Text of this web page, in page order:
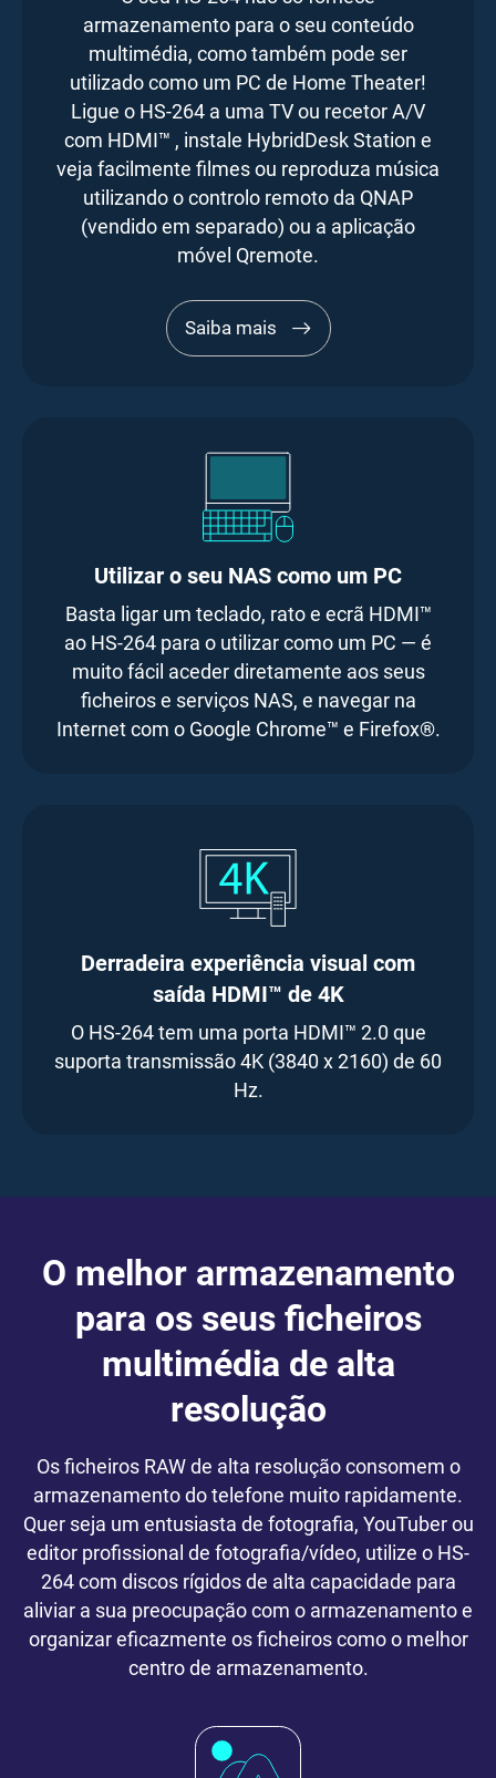
armazenamento para o seu conteúdo
multimédia, como também pode ser
utilizado como um PC de Home Theater!
Ligue o HS-264 a uma TV ou recetor A/V
com HDMI™ , instale HybridDesk Station e
veja facilmente filmes ou reproduza música
utilizando o controlo remoto da QNAP
(vendido em separado) ou a aplicação
móvel Qremote.
Saiba mais
Utilizar o seu NAS como um PC
Basta ligar um teclado, rato e ecrã HDMI™
ao HS-264 para o utilizar como um PC — é
muito fácil aceder diretamente aos seus
ficheiros e serviços NAS, e navegar na
Internet com o Google Chrome™ e Firefox®.
Derradeira experiência visual com
saída HDMI™ de 4K
O HS-264 tem uma porta HDMI™ 2.0 que
suporta transmissão 4K (3840 x 2160) de 60
Hz.
O melhor armazenamento
para os seus ficheiros
multimédia de alta
resolução
Os ficheiros RAW de alta resolução consomem o
armazenamento do telefone muito rapidamente.
Quer seja um entusiasta de fotografia, YouTuber ou
editor profissional de fotografia/vídeo, utilize o HS-
264 com discos rígidos de alta capacidade para
aliviar a sua preocupação com o armazenamento e
organizar eficazmente os ficheiros como o melhor
centro de armazenamento.